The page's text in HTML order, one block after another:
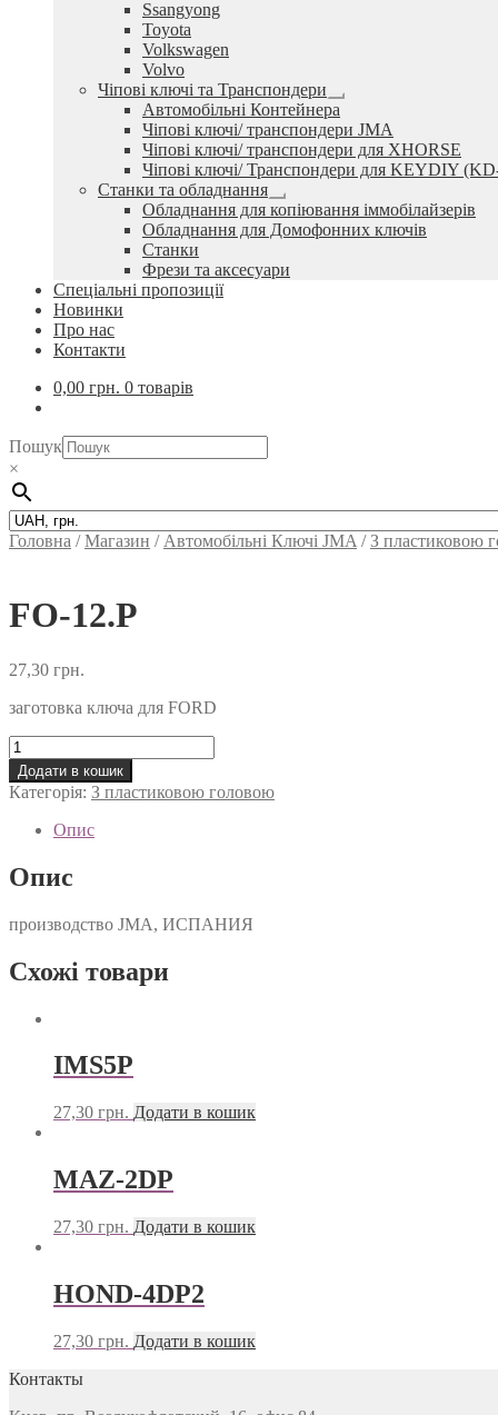
Ssangyong
Toyota
Volkswagen
Volvo
Чіпові ключі та Транспондери
Розгорнуте
вкладене
меню
Автомобільні Контейнера
Чіпові ключі/ транспондери JMA
Чіпові ключі/ транспондери для XHORSE
Чіпові ключі/ Транспондери для KEYDIY
Станки та обладнання
Розгорнуте
вкладене
меню
Обладнання для копіювання іммобілайзерів
Обладнання для Домофонних ключів
Станки
Фрези та аксесуари
Спеціальні пропозиції
Новинки
Про нас
Контакти
0,00 грн. 0 товарів
Пошук
×
Головна /Магазин / Автомобільні Ключi JMA /З пластиковою
FO-12.P
27,30 грн.
заготовка ключа для FORD
FO-
12.P
кількість
Додати в кошик
Категорія: З пластиковою головою
Опис
Опис
производство JMA, ИСПАНИЯ
Схожі товари
IMS5P
27,30 грн. Додати в кошик
MAZ-2DP
27,30 грн. Додати в кошик
HOND-4DP2
27,30 грн. Додати в кошик
Контакты